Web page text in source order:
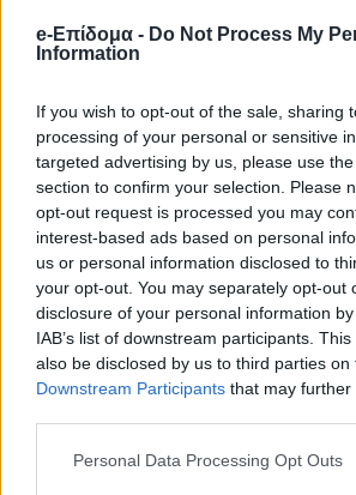
e-Επίδομα - Do Not Process My
Information
If you wish to opt-out of the sale, sharing
processing of your personal or sensitive
targeted advertising by us, please use
section to confirm your selection. Please
opt-out request is processed you may
interest-based ads based on personal
us or personal information disclosed to
your opt-out. You may separately opt-out
disclosure of your personal information
IAB’s list of downstream participants.
also be disclosed by us to third parties on
Downstream Participants that may
Personal Data Processing Opt Outs
Ιουνίου αναμένεται να δουν
τους διαθέσιμα από το
Τετάρτης 24 Ιουνίου, ενώ
στις 29 Ιουνίου θα δουν τις
να πιστώνονται από το
Παρασκευής 26 Ιουνίου.
Με τον τρόπο αυτό
πρόγραμμα καταβολής των
Ιουλίου 2026, σύμφωνα με τον